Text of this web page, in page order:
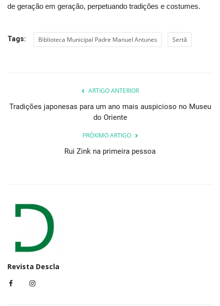
de geração em geração, perpetuando tradições e costumes.
Tags: Biblioteca Municipal Padre Manuel Antunes Sertã
ARTIGO ANTERIOR
Tradições japonesas para um ano mais auspicioso no Museu
do Oriente
PRÓXIMO ARTIGO
Rui Zink na primeira pessoa
Revista Descla